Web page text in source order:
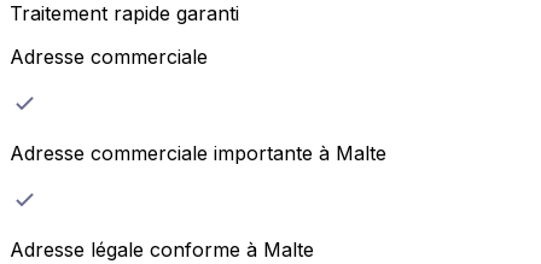
Traitement rapide garanti
Adresse commerciale
Adresse commerciale importante à Malte
Adresse légale conforme à Malte